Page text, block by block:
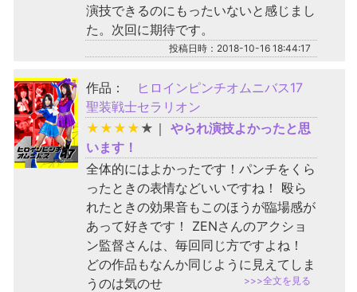
演技できるのにもったいないと感じまし
た。次回に期待です。
投稿日時：2018-10-16 18:44:17
作品：
ヒロインピンチオムニバス17
聖装戦士セラリオン
★ ★ ★ ★ ★ ｜ やられ演技よかったと思
います！
全体的にはよかったです！パンチをくら
ったときの表情などいいですね！ 殴ら
れたときの効果音もこのほうが臨場感が
あって好きです！ ZENさんのアクショ
ン監督さんは、毎回同じ方ですよね！
どの作品もなんか同じように見えてしま
うのは気のせ
>>>全文を見る